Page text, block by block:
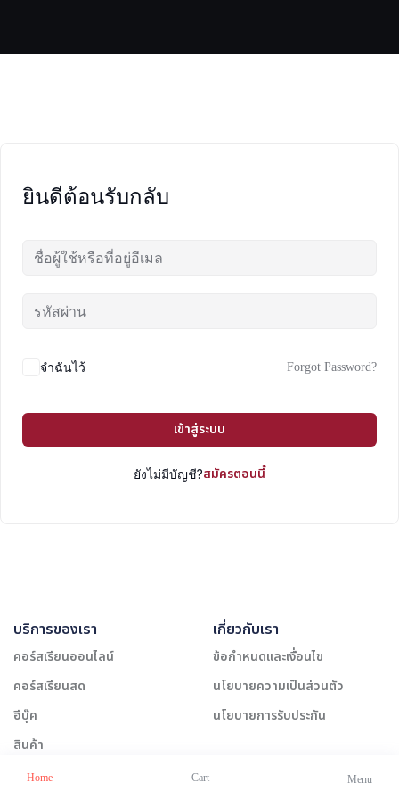
Home Cart Menu
ยินดีต้อนรับกลับ
จำฉันไว้ Forgot Password?
เข้าสู่ระบบ
ยังไม่มีบัญชี?สมัครตอนนี้
บริการของเรา
คอร์สเรียนออนไลน์
คอร์สเรียนสด
อีบุ๊ค
สินค้า
เกี่ยวกับเรา
ข้อกำหนดและเงื่อนไข
นโยบายความเป็นส่วนตัว
นโยบายการรับประกัน